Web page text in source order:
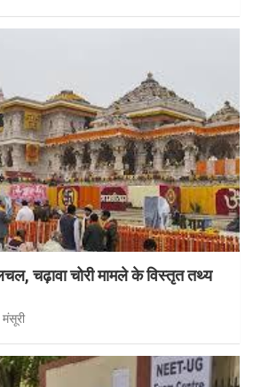
चढ़ावा चोरी मामले के विस्तृत तथ्य